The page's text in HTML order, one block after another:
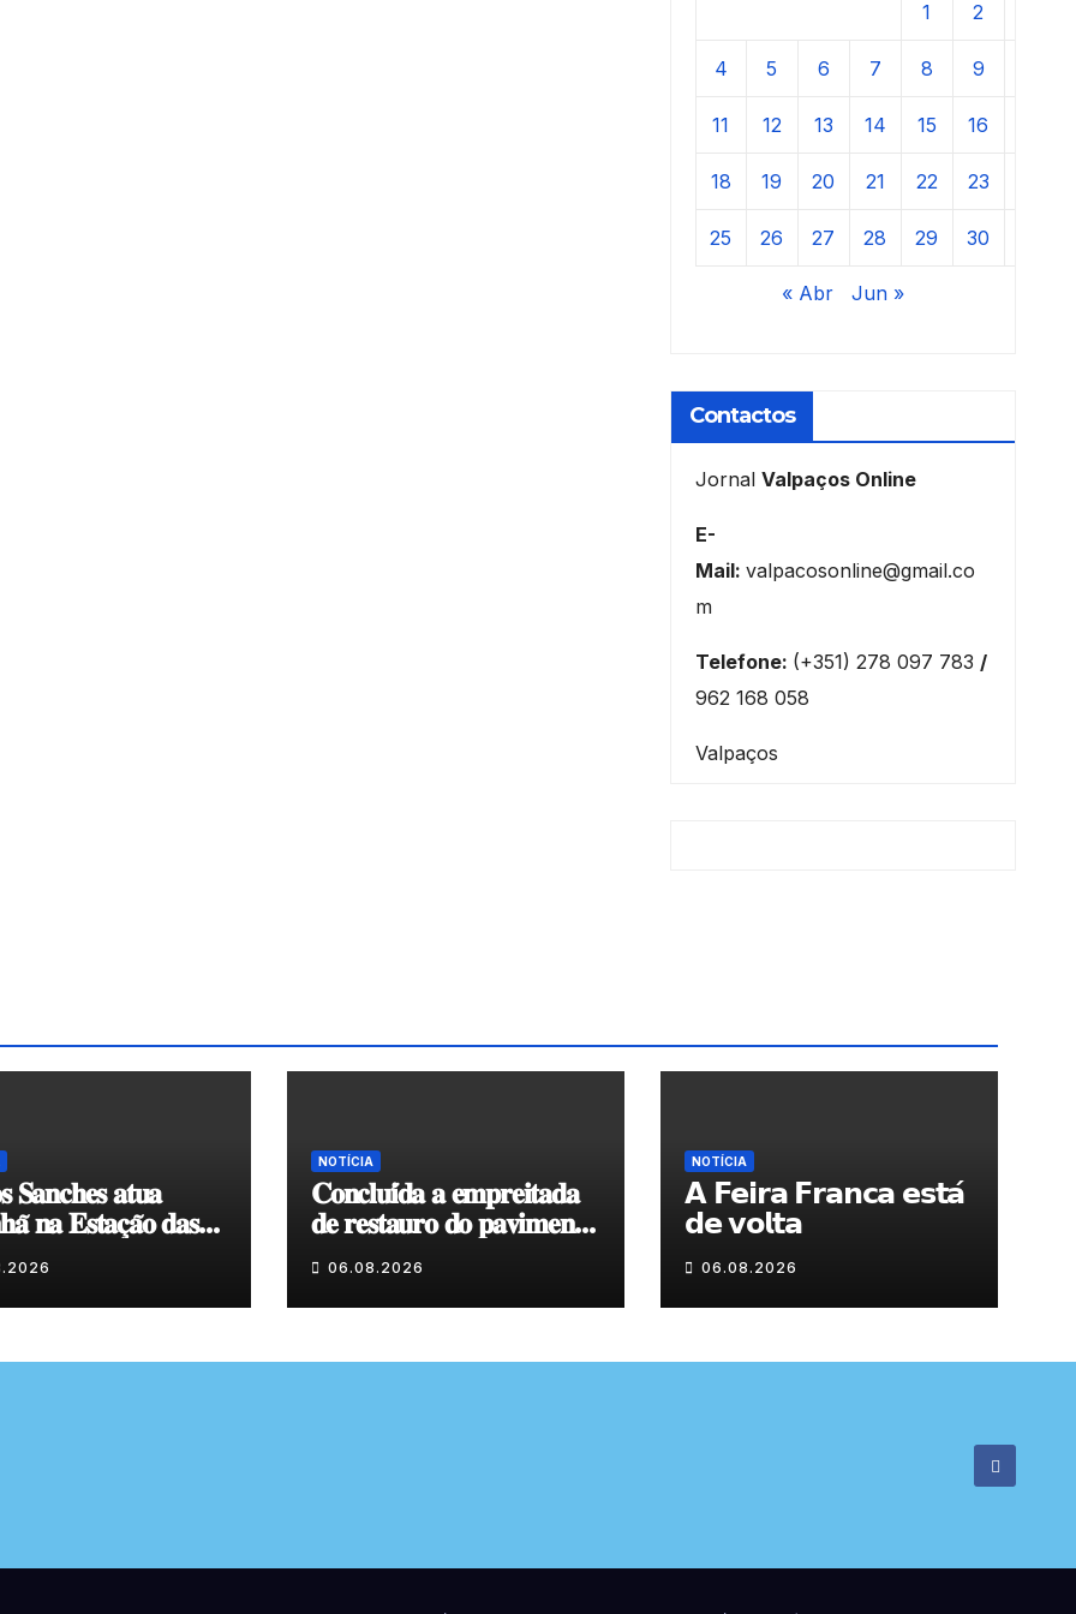
1 2
4 5 6 7 8 9
11 12 13 14 15 16
18 19 20 21 22 23
25 26 27 28 29 30
« Abr Jun »
Contactos
Jornal Valpaços Online
E-
Mail: valpacosonline@gmail.co
m
Telefone: (+351) 278 097 783 /
962 168 058
Valpaços
𝐒𝐚𝐧𝐜𝐡𝐞𝐬 𝐚𝐭𝐮𝐚
𝐧𝐚 𝐄𝐬𝐭𝐚𝐜̧𝐚̃𝐨 𝐝𝐚𝐬
NOTÍCIA
𝐂𝐨𝐧𝐜𝐥𝐮𝐢́𝐝𝐚 𝐚 𝐞𝐦𝐩𝐫𝐞𝐢𝐭𝐚𝐝𝐚
𝐝𝐞 𝐫𝐞𝐬𝐭𝐚𝐮𝐫𝐨 𝐝𝐨 𝐩𝐚𝐯𝐢𝐦𝐞𝐧𝐭𝐨
𝐞𝐧𝐯𝐨𝐥𝐯𝐞𝐧𝐭𝐞 𝐚̀ 𝐂𝐚𝐩𝐞𝐥𝐚 𝐝𝐞
𝐂𝐨𝐯𝐚𝐬
06.08.2026
NOTÍCIA
𝗔 𝗙𝗲𝗶𝗿𝗮 𝗙𝗿𝗮𝗻𝗰𝗮 𝗲𝘀𝘁𝗮́
𝗱𝗲 𝘃𝗼𝗹𝘁𝗮
06.08.2026